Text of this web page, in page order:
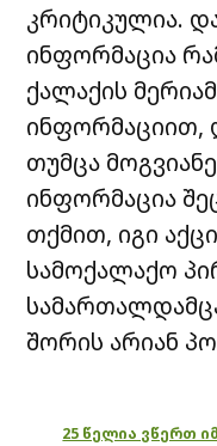
კრიტიკულია.
ინფორმაცია
ქალაქის
ინფორმაციით,
თუმცა
ინფორმაცია
თქმით, იგი
სამოქალაქო
შორის არიან
25 წელია ვწერთ